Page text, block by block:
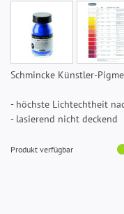
Schmincke Künstler-
- höchste Lichtechtheit
- lasierend nicht deckend
Produkt verfügbar